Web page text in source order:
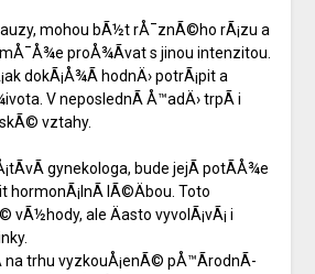
mohou bÃ½t rÅ¯znÃ©ho rÃ¡zu a
proÅ¾Ã­vat s jinou intenzitou.
dokÃ¡Å¾Ã­ hodnÄ› potrÃ¡pit a
V neposlednÃ­ Å™adÄ› trpÃ­ i
vztahy.
gynekologa, bude jejÃ­ potÃ­Å¾e
hormonÃ¡lnÃ­ lÃ©Äbou. Toto
vÃ½hody, ale Äasto vyvolÃ¡vÃ¡ i
na trhu vyzkouÅ¡enÃ© pÅ™Ã­rodnÃ­